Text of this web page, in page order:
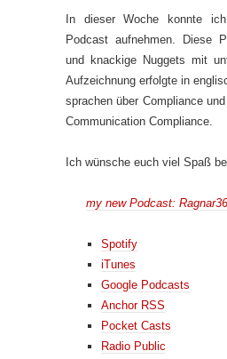
In dieser Woche konnte
Podcast aufnehmen. Diese
und knackige Nuggets mit
Aufzeichnung erfolgte in
sprachen über Compliance
Communication Compliance.
Ich wünsche euch viel Spaß
my new Podcast:
Spotify
iTunes
Google Podcasts
Anchor RSS
Pocket Casts
Radio Public